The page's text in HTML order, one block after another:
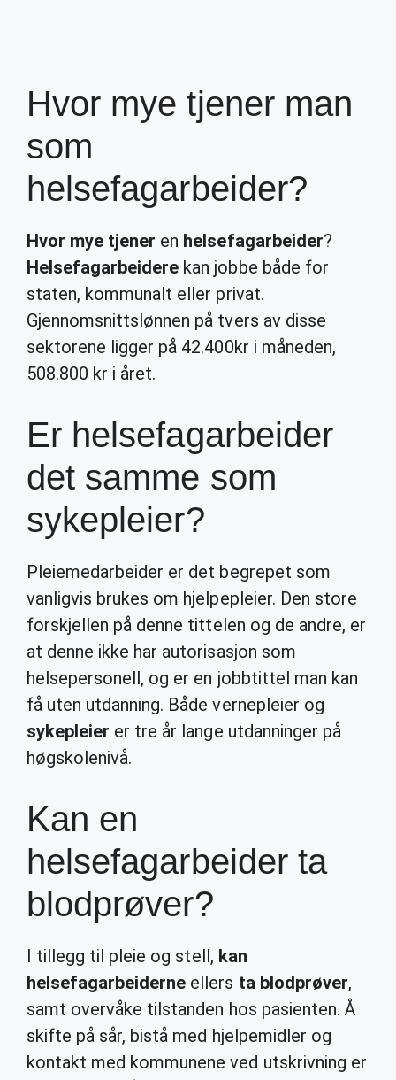
Hvor mye tjener man
som
helsefagarbeider?
Hvor mye tjener en helsefagarbeider?
Helsefagarbeidere kan jobbe både for
staten, kommunalt eller privat.
Gjennomsnittslønnen på tvers av disse
sektorene ligger på 42.400kr i måneden,
508.800 kr i året.
Er helsefagarbeider
det samme som
sykepleier?
Pleiemedarbeider er det begrepet som
vanligvis brukes om hjelpepleier. Den store
forskjellen på denne tittelen og de andre, er
at denne ikke har autorisasjon som
helsepersonell, og er en jobbtittel man kan
få uten utdanning. Både vernepleier og
sykepleier er tre år lange utdanninger på
høgskolenivå.
Kan en
helsefagarbeider ta
blodprøver?
I tillegg til pleie og stell, kan
helsefagarbeiderne ellers ta blodprøver,
samt overvåke tilstanden hos pasienten. Å
skifte på sår, bistå med hjelpemidler og
kontakt med kommunene ved utskrivning er